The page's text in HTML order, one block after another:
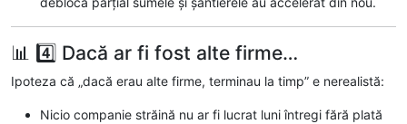
📊 4️⃣ Dacă ar fi fost alte firme…
Ipoteza că „dacă erau alte firme, terminau la timp” e nerealistă:
Nicio companie străină nu ar fi lucrat luni întregi fără plată